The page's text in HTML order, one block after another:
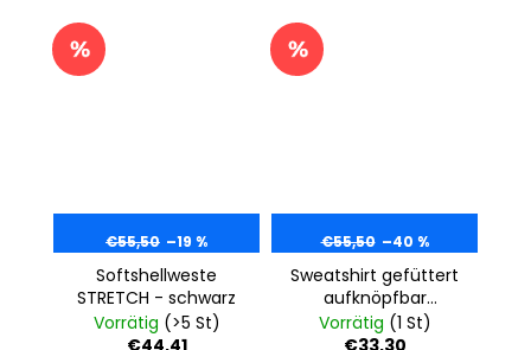
€55,50 –19 %
Softshellweste
STRETCH - schwarz
Vorrätig (>5 St)
€55,50 –40 %
Sweatshirt gefüttert
aufknöpfbar
Outlast® -
anthrazit/Streifen
Vorrätig (1 St)